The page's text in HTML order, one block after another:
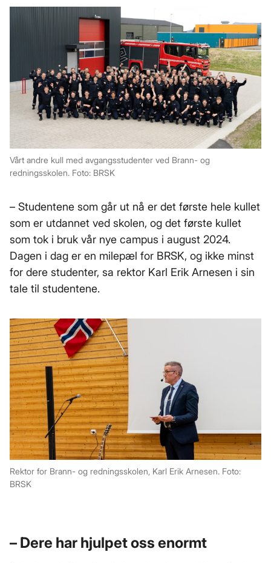
Vårt andre kull med avgangsstudenter ved Brann- og
redningsskolen. Foto: BRSK
– Studentene som går ut nå er det første hele kullet
som er utdannet ved skolen, og det første kullet
som tok i bruk vår nye campus i august 2024.
Dagen i dag er en milepæl for BRSK, og ikke minst
for dere studenter, sa rektor Karl Erik Arnesen i sin
tale til studentene.
Rektor for Brann- og redningsskolen, Karl Erik Arnesen. Foto:
BRSK
– Dere har hjulpet oss enormt